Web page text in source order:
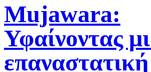
Mujawara:
Υφαίνοντας
επαναστατική